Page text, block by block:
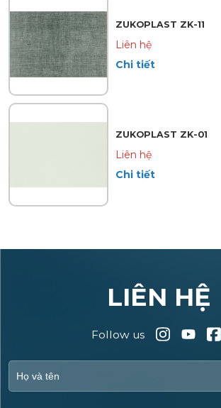
ZUKOPLAST ZK-11
Liên hệ
Chi tiết
ZUKOPLAST ZK-01
Liên hệ
Chi tiết
LIÊN HỆ
Follow us